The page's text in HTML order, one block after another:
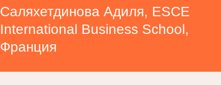
Саляхетдинова Адиля, ESCE
International Business School,
Франция